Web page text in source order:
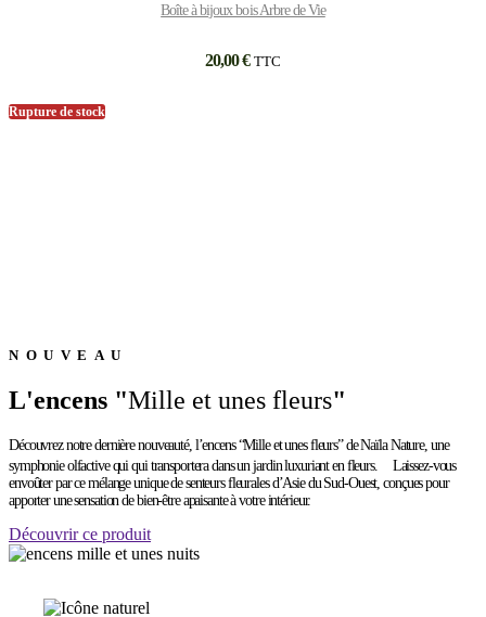
Boîte à bijoux bois Arbre de Vie
20,00€ TTC
Rupture de stock
NOUVEAU
L'encens "Mille et unes fleurs"
Découvrez notre dernière nouveauté, l’encens “Mille et unes fleurs” de Naïla Nature, une
symphonie olfactive qui qui transportera dans un jardin luxuriant en fleurs. Laissez-vous
envoûter par ce mélange unique de senteurs fleurales d’Asie du Sud-Ouest, conçues pour
apporter une sensation de bien-être apaisante à votre intérieur.
Découvrir ce produit